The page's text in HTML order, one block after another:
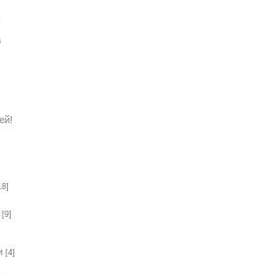
[9]
[4]